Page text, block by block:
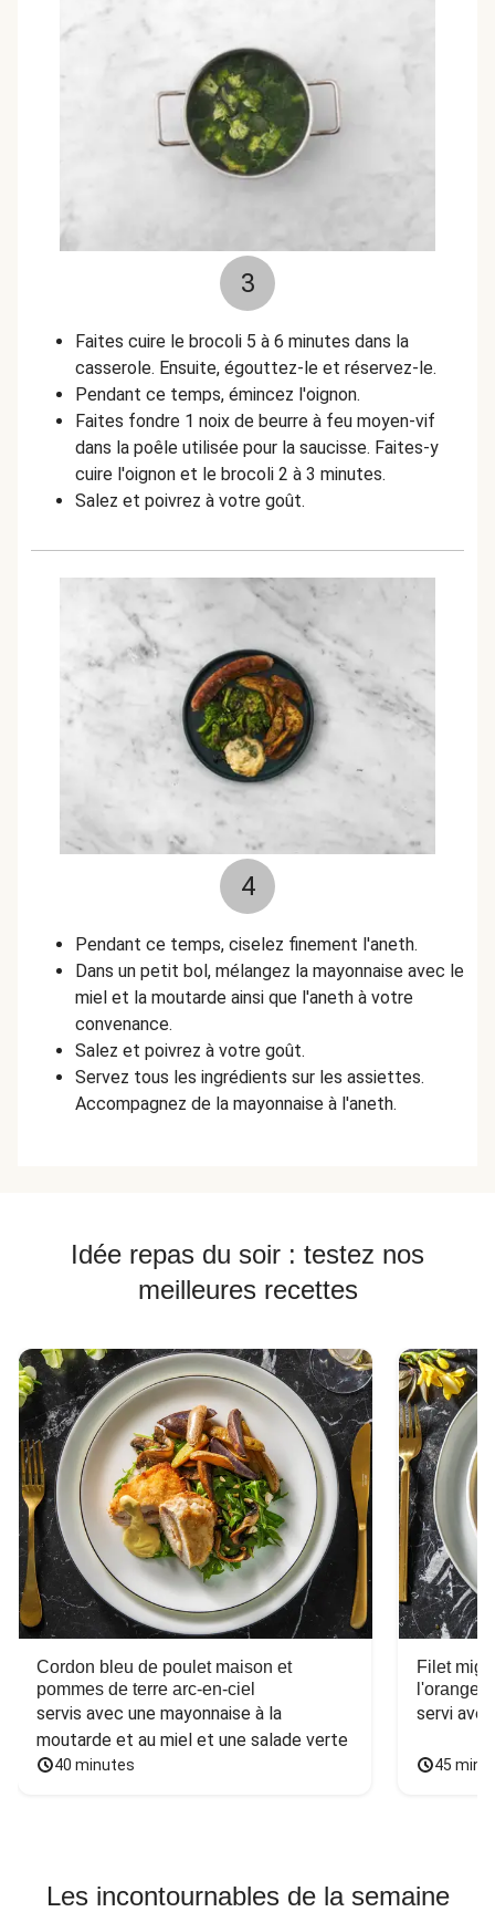
3
Faites cuire le brocoli 5 à 6 minutes dans la
casserole. Ensuite, égouttez-le et réservez-le.
Pendant ce temps, émincez l'oignon.
Faites fondre 1 noix de beurre à feu moyen-vif
dans la poêle utilisée pour la saucisse. Faites-y
cuire l'oignon et le brocoli 2 à 3 minutes.
Salez et poivrez à votre goût.
4
Pendant ce temps, ciselez finement l'aneth.
Dans un petit bol, mélangez la mayonnaise avec le
miel et la moutarde ainsi que l'aneth à votre
convenance.
Salez et poivrez à votre goût.
Servez tous les ingrédients sur les assiettes.
Accompagnez de la mayonnaise à l'aneth.
Idée repas du soir : testez nos
meilleures recettes
Cordon bleu de poulet maison et
pommes de terre arc-en-ciel
servis avec une mayonnaise à la
moutarde et au miel et une salade verte
40 minutes
Filet
l'orange
servi
45
Les incontournables de la semaine